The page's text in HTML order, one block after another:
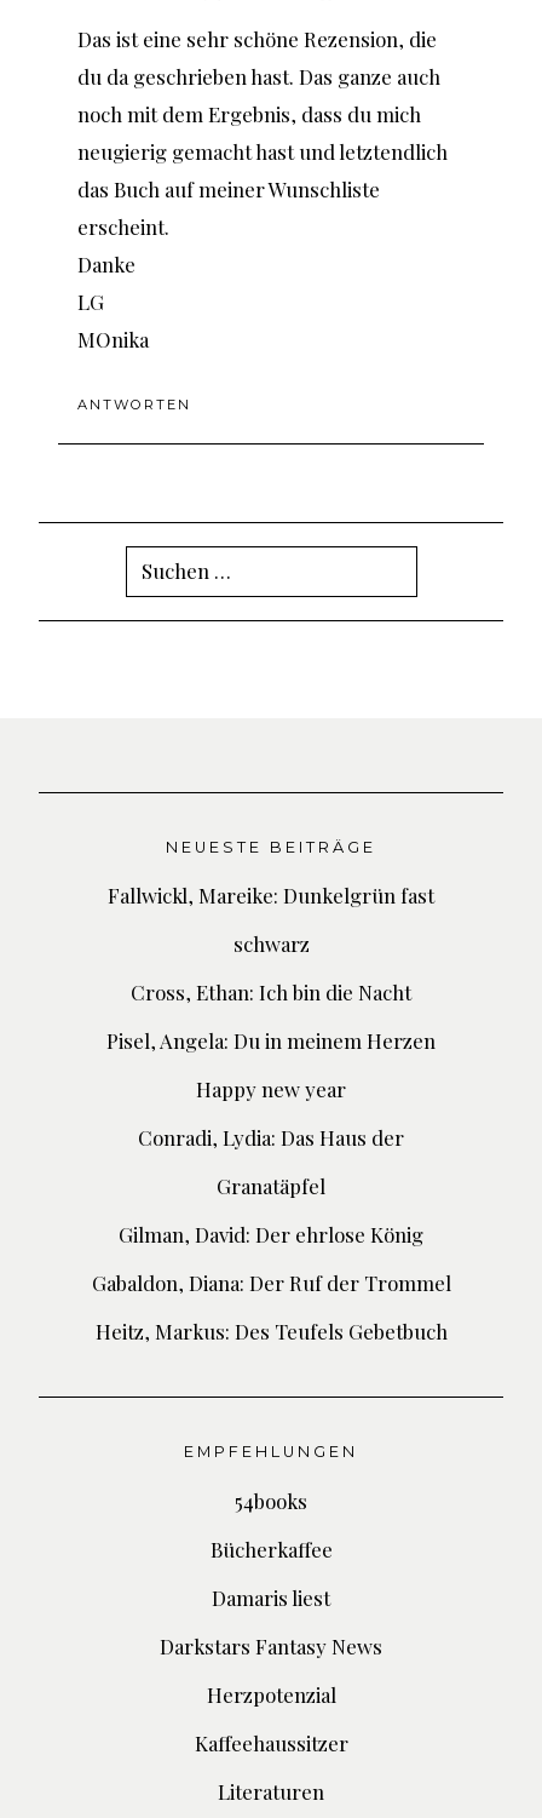
Das ist eine sehr schöne Rezension, die
du da geschrieben hast. Das ganze auch
noch mit dem Ergebnis, dass du mich
neugierig gemacht hast und letztendlich
das Buch auf meiner Wunschliste
erscheint.
Danke
LG
MOnika
ANTWORTEN
Suchen
nach:
NEUESTE BEITRÄGE
Fallwickl, Mareike: Dunkelgrün fast
schwarz
Cross, Ethan: Ich bin die Nacht
Pisel, Angela: Du in meinem Herzen
Happy new year
Conradi, Lydia: Das Haus der
Granatäpfel
Gilman, David: Der ehrlose König
Gabaldon, Diana: Der Ruf der Trommel
Heitz, Markus: Des Teufels Gebetbuch
EMPFEHLUNGEN
54books
Bücherkaffee
Damaris liest
Darkstars Fantasy News
Herzpotenzial
Kaffeehaussitzer
Literaturen